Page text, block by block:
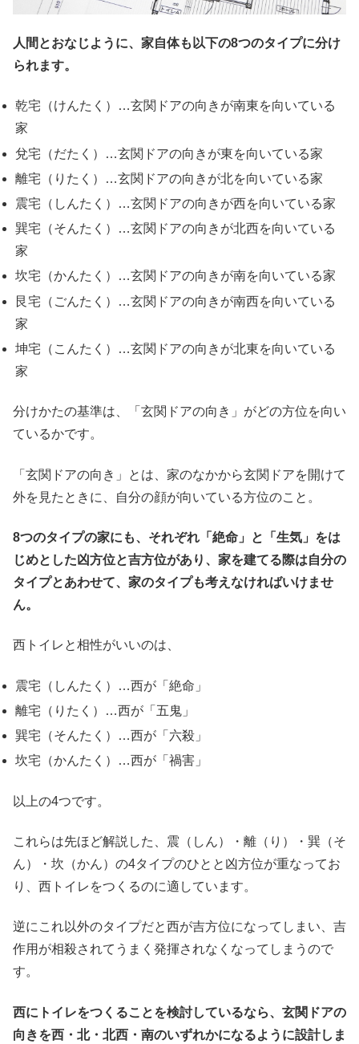
人間とおなじように、家自体も以下の8つのタイプに分け
られます。
乾宅（けんたく）…玄関ドアの向きが南東を向いている
家
兌宅（だたく）…玄関ドアの向きが東を向いている家
離宅（りたく）…玄関ドアの向きが北を向いている家
震宅（しんたく）…玄関ドアの向きが西を向いている家
巽宅（そんたく）…玄関ドアの向きが北西を向いている
家
坎宅（かんたく）…玄関ドアの向きが南を向いている家
艮宅（ごんたく）…玄関ドアの向きが南西を向いている
家
坤宅（こんたく）…玄関ドアの向きが北東を向いている
家
分けかたの基準は、「玄関ドアの向き」がどの方位を向い
ているかです。
「玄関ドアの向き」とは、家のなかから玄関ドアを開けて
外を見たときに、自分の顔が向いている方位のこと。
8つのタイプの家にも、それぞれ「絶命」と「生気」をは
じめとした凶方位と吉方位があり、家を建てる際は自分の
タイプとあわせて、家のタイプも考えなければいけませ
ん。
西トイレと相性がいいのは、
震宅（しんたく）…西が「絶命」
離宅（りたく）…西が「五鬼」
巽宅（そんたく）…西が「六殺」
坎宅（かんたく）…西が「禍害」
以上の4つです。
これらは先ほど解説した、震（しん）・離（り）・巽（そ
ん）・坎（かん）の4タイプのひとと凶方位が重なってお
り、西トイレをつくるのに適しています。
逆にこれ以外のタイプだと西が吉方位になってしまい、吉
作用が相殺されてうまく発揮されなくなってしまうので
す。
西にトイレをつくることを検討しているなら、玄関ドアの
向きを西・北・北西・南のいずれかになるように設計しま